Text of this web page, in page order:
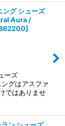
ング シューズ
Aura /
]
ーズ
グはアスファ
ではありませ